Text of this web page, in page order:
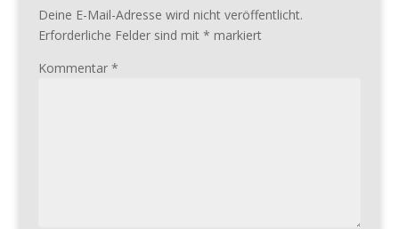
Deine E-Mail-Adresse wird nicht veröffentlicht.
Erforderliche Felder sind mit * markiert
Kommentar *